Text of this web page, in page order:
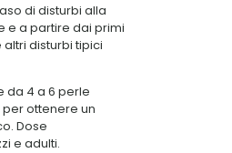
di disturbi alla
e a partire dai primi
disturbi tipici
da 4 a 6 perle
ottenere un
Dose
e adulti.